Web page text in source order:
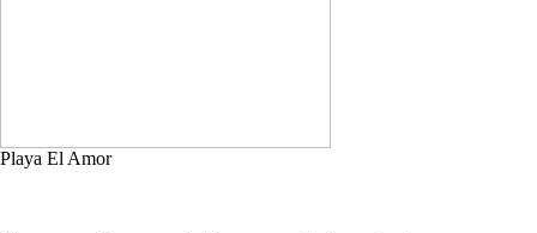
Playa El Amor